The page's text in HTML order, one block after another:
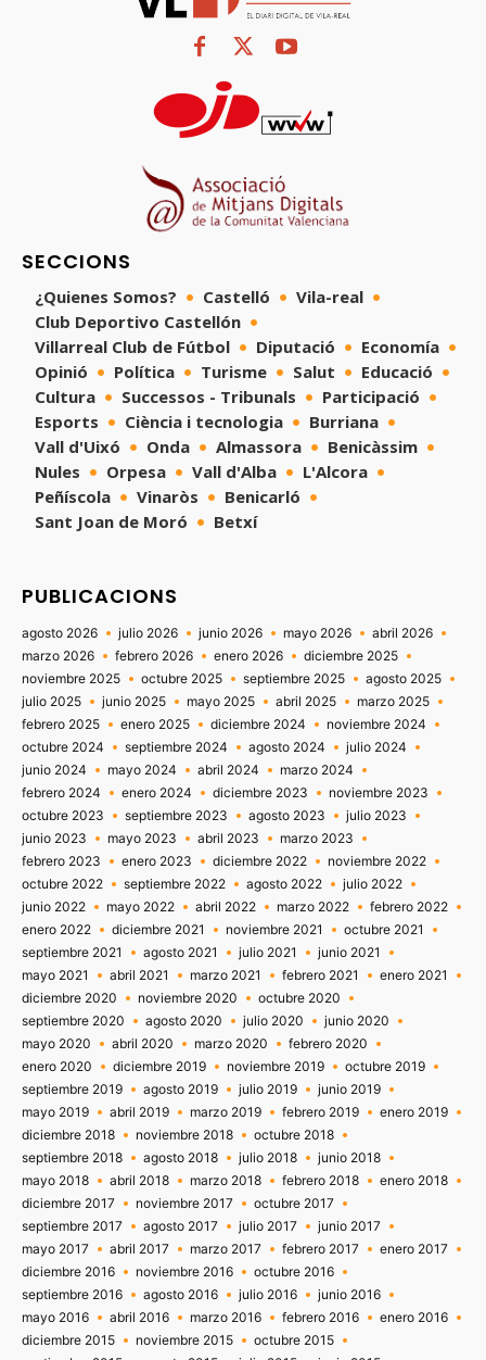
SECCIONS
¿Quienes Somos? Castelló
Vila-real
Club Deportivo Castellón
Villarreal Club de Fútbol
Diputació
Economía
Opinió
Política Turisme Salut
Educació
Cultura
Successos - Tribunals
Participació
Esports
Ciència i tecnologia
Burriana
Vall d'Uixó
Onda Almassora
Benicàssim
Nules
Orpesa Vall d'Alba
L'Alcora
Peñíscola
Vinaròs
Benicarló
Sant Joan de Moró
Betxí
PUBLICACIONS
agosto 2026 julio 2026 junio 2026 mayo 2026
abril 2026
marzo 2026
febrero 2026 enero 2026
diciembre 2025
noviembre 2025
octubre 2025 septiembre 2025
agosto 2025
julio 2025
junio 2025 mayo 2025 abril 2025
marzo 2025
febrero 2025
enero 2025 diciembre 2024
noviembre 2024
octubre 2024
septiembre 2024 agosto 2024
julio 2024
junio 2024
mayo 2024 abril 2024
marzo 2024
febrero 2024
enero 2024 diciembre 2023
noviembre 2023
octubre 2023
septiembre 2023 agosto 2023
julio 2023
junio 2023
mayo 2023 abril 2023
marzo 2023
febrero 2023
enero 2023 diciembre 2022
noviembre 2022
octubre 2022
septiembre 2022 agosto 2022
julio 2022
junio 2022
mayo 2022 abril 2022 marzo 2022
febrero 2022
enero 2022
diciembre 2021 noviembre 2021
octubre 2021
septiembre 2021
agosto 2021 julio 2021
junio 2021
mayo 2021
abril 2021 marzo 2021 febrero 2021
enero 2021
diciembre 2020
noviembre 2020
octubre 2020
septiembre 2020
agosto 2020 julio 2020
junio 2020
mayo 2020
abril 2020 marzo 2020
febrero 2020
enero 2020
diciembre 2019 noviembre 2019
octubre 2019
septiembre 2019
agosto 2019 julio 2019
junio 2019
mayo 2019
abril 2019 marzo 2019 febrero 2019
enero 2019
diciembre 2018
noviembre 2018
octubre 2018
septiembre 2018
agosto 2018 julio 2018
junio 2018
mayo 2018
abril 2018 marzo 2018 febrero 2018
enero 2018
diciembre 2017
noviembre 2017
octubre 2017
septiembre 2017
agosto 2017 julio 2017
junio 2017
mayo 2017
abril 2017 marzo 2017 febrero 2017
enero 2017
diciembre 2016
noviembre 2016
octubre 2016
septiembre 2016
agosto 2016 julio 2016
junio 2016
mayo 2016
abril 2016 marzo 2016 febrero 2016
enero 2016
diciembre 2015
noviembre 2015
octubre 2015